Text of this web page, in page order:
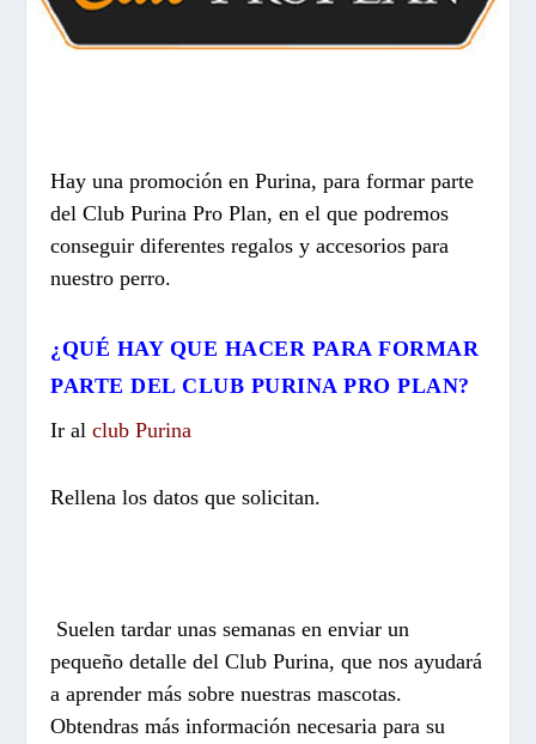
Hay una promoción en Purina, para formar parte
del Club Purina Pro Plan, en el que podremos
conseguir diferentes regalos y accesorios para
nuestro perro.
¿QUÉ HAY QUE HACER PARA FORMAR
PARTE DEL CLUB PURINA PRO PLAN?
Ir alclub Purina
Rellena los datos que solicitan.
Suelen tardar unas semanas en enviar un
pequeño detalle del Club Purina, que nos ayudará
a aprender más sobre nuestras mascotas.
Obtendras más información necesaria para su